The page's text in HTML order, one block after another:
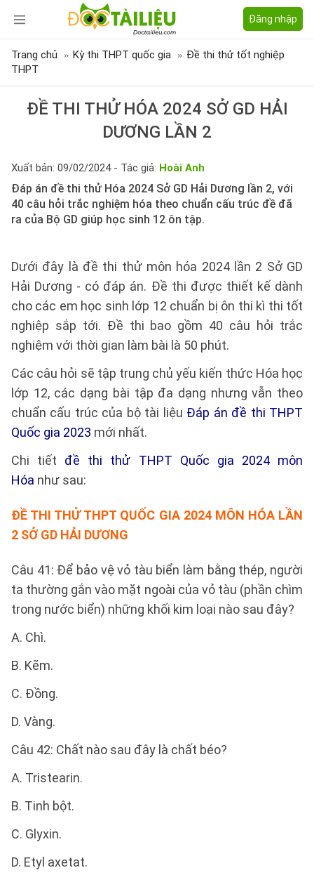
Đăng nhập
Trang chủ Kỳ thi THPT quốc gia
Đề thi thử tốt nghiệp
THPT
ĐỀ THI THỬ HÓA 2024 SỞ GD HẢI
DƯƠNG LẦN 2
Xuất bản: 09/02/2024 - Tác giả: Hoài Anh
Đáp án đề thi thử Hóa 2024 Sở GD Hải Dương lần 2, với
40 câu hỏi trắc nghiệm hóa theo chuẩn cấu trúc đề đã
ra của Bộ GD giúp học sinh 12 ôn tập.
Dưới đây là đề thi thử môn hóa 2024 lần 2 Sở GD
Hải Dương - có đáp án. Đề thi được thiết kế dành
cho các em học sinh lớp 12 chuẩn bị ôn thi kì thi tốt
nghiệp sắp tới. Đề thi bao gồm 40 câu hỏi trắc
nghiệm với thời gian làm bài là 50 phút.
Các câu hỏi sẽ tập trung chủ yếu kiến thức Hóa học
lớp 12, các dạng bài tập đa dạng nhưng vẫn theo
chuẩn cấu trúc của bộ tài liệu Đáp án đề thi THPT
Quốc gia 2023 mới nhất.
Chi tiết đề thi thử THPT Quốc gia 2024 môn
Hóa như sau:
ĐỀ THI THỬ THPT QUỐC GIA 2024 MÔN HÓA LẦN
2 SỞ GD HẢI DƯƠNG
Câu 41: Để bảo vệ vỏ tàu biển làm bằng thép, người
ta thường gắn vào mặt ngoài của vỏ tàu (phần chìm
trong nước biển) những khối kim loại nào sau đây?
A. Chì.
B. Kẽm.
C. Đồng.
D. Vàng.
Câu 42: Chất nào sau đây là chất béo?
A. Tristearin.
B. Tinh bột.
C. Glyxin.
D. Etyl axetat.